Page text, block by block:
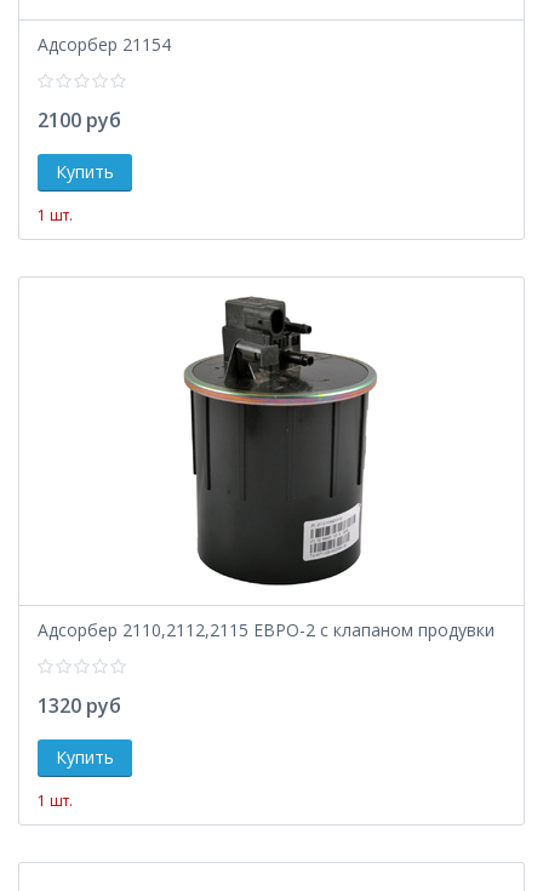
Адсорбер 21154
2100 руб
1 шт.
Адсорбер 2110,2112,2115 ЕВРО-2 с клапаном продувки
1320 руб
1 шт.